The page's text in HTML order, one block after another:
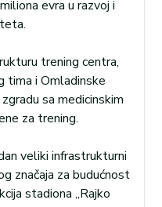
evra u razvoj i
trening centra,
tima i Omladinske
sa medicinskim
za trening.
veliki infrastrukturni
značaja za budućnost
stadiona „Rajko